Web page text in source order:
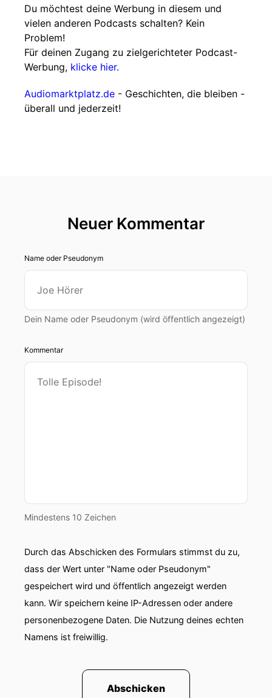
Du möchtest deine Werbung in diesem und
vielen anderen Podcasts schalten? Kein
Problem!
Für deinen Zugang zu zielgerichteter Podcast-
Werbung, klicke hier.
Audiomarktplatz.de - Geschichten, die bleiben -
überall und jederzeit!
Neuer Kommentar
Name oder Pseudonym
Dein Name oder Pseudonym (wird öffentlich angezeigt)
Kommentar
Mindestens 10 Zeichen
Durch das Abschicken des Formulars stimmst du zu,
dass der Wert unter "Name oder Pseudonym"
gespeichert wird und öffentlich angezeigt werden
kann. Wir speichern keine IP-Adressen oder andere
personenbezogene Daten. Die Nutzung deines echten
Namens ist freiwillig.
Abschicken